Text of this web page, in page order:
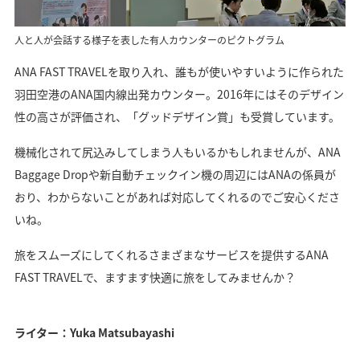
人と人が会話する様子を表した有人カウンターのピクトグラム
ANA FAST TRAVELを取り入れ、誰もが使いやすいように作られた
羽田空港のANA国内線出発カウンター。2016年にはそのデザイン
性の高さが評価され、「グッドデザイン賞」も受賞しています。
機械化されて尻込みしてしまう人もいるかもしれませんが、ANA
Baggage Dropや新自動チェックイン機の周辺にはANAの係員が
おり、わからないことがあれば対応してくれるのでご安心くださ
いね。
旅をスムーズにしてくれるさまざまなサービスを提供するANA
FAST TRAVELで、ますます快適に旅をしてみませんか？
ライター：Yuka Matsubayashi